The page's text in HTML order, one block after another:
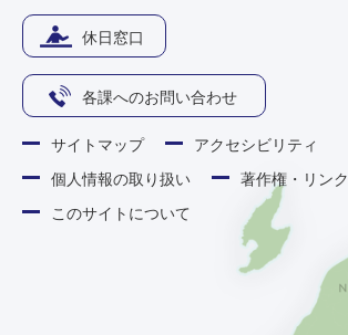
休日窓口
各課へのお問い合わせ
サイトマップ
アクセシビリティ
個人情報の取り扱い
著作権・リンク
このサイトについて